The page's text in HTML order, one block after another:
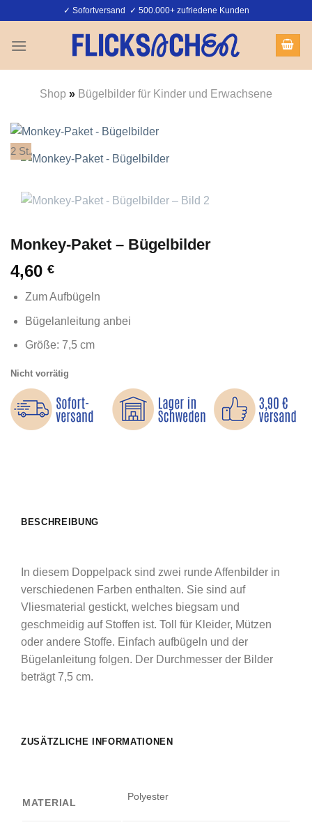
springen
✓ Sofortversand ✓ 500.000+ zufriedene Kunden
Shop » Bügelbilder für Kinder und Erwachsene
2 St.
Monkey-Paket – Bügelbilder
4,60 €
Zum Aufbügeln
Bügelanleitung anbei
Größe: 7,5 cm
Nicht vorrätig
BESCHREIBUNG
In diesem Doppelpack sind zwei runde Affenbilder in
verschiedenen Farben enthalten. Sie sind auf
Vliesmaterial gestickt, welches biegsam und
geschmeidig auf Stoffen ist. Toll für Kleider, Mützen
oder andere Stoffe. Einfach aufbügeln und der
Bügelanleitung folgen. Der Durchmesser der Bilder
beträgt 7,5 cm.
ZUSÄTZLICHE INFORMATIONEN
MATERIAL
Polyester